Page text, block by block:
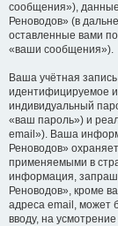
сообщения»),
Реноводов» (в
оставленные вами
«ваши сообщения»).
Ваша учётная
идентифицируемое
индивидуальный
«ваш пароль») и
email»). Ваша
Реноводов»
применяемыми в
информация,
Реноводов», кроме
адреса email, может
вводу, на